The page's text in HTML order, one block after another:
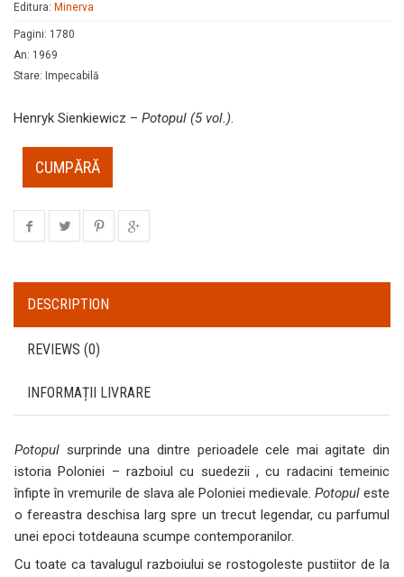
Editura: Minerva
Pagini: 1780
An: 1969
Stare: Impecabilă
Henryk Sienkiewicz – Potopul (5 vol.).
CUMPĂRĂ
DESCRIPTION
REVIEWS (0)
INFORMAȚII LIVRARE
Potopul surprinde una dintre perioadele cele mai agitate din
istoria Poloniei – razboiul cu suedezii , cu radacini temeinic
înfipte în vremurile de slava ale Poloniei medievale. Potopul este
o fereastra deschisa larg spre un trecut legendar, cu parfumul
unei epoci totdeauna scumpe contemporanilor.
Cu toate ca tavalugul razboiului se rostogoleste pustiitor de la